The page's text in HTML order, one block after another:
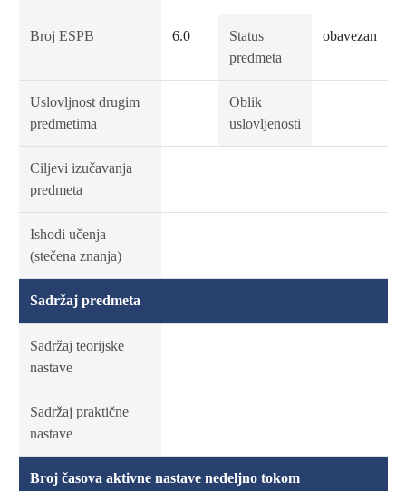
Broj ESPB 6.0
Status
predmeta
obavezan
Uslovljnost drugim
predmetima
Oblik
uslovljenosti
Ciljevi izučavanja
predmeta
Ishodi učenja
(stečena znanja)
Sadržaj predmeta
Sadržaj teorijske
nastave
Sadržaj praktične
nastave
Broj časova aktivne nastave nedeljno tokom